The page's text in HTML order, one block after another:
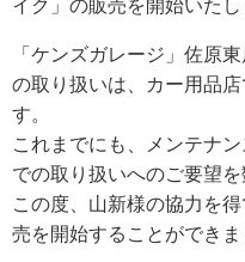
イク」の販売を開始いたし
「ケンズガレージ」佐原
の取り扱いは、カー用品
す。
これまでにも、メンテナ
での取り扱いへのご要望
この度、山新様の協力を
売を開始することができま